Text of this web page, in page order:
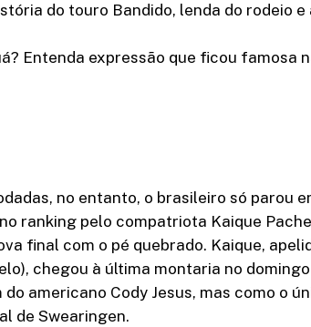
do touro Bandido, lenda do rodeio
Entenda expressão que ficou famosa
no entanto, o brasileiro só parou
ranking pelo compatriota Kaique
final com o pé quebrado. Kaique,
chegou à última montaria no
americano Cody Jesus, mas como o
de Swearingen.